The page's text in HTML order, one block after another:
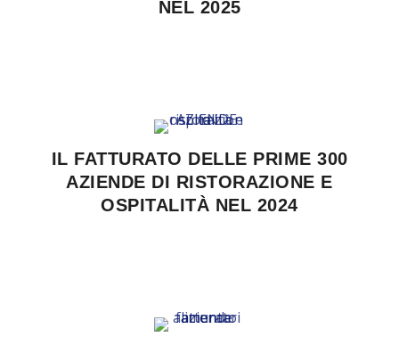
NEL 2025
IL FATTURATO DELLE PRIME 300
AZIENDE DI RISTORAZIONE E
OSPITALITÀ NEL 2024